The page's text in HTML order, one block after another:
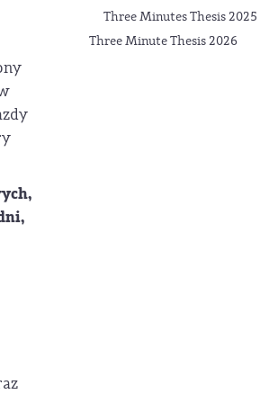
Three Minutes Thesis 2025
Three Minute Thesis 2026